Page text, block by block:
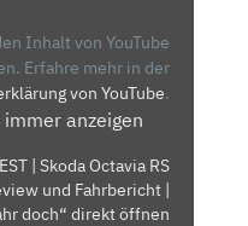
Inhalt von YouTube
Erfahre mehr in der
von YouTube.
anzeigen
| Skoda Octavia RS
und Fahrbericht |
doch“ direkt öffnen